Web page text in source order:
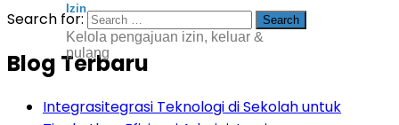
Izin
Kelola pengajuan izin, keluar &
pulang
Search for:
Blog Terbaru
Integrasitegrasi Teknologi di Sekolah untuk